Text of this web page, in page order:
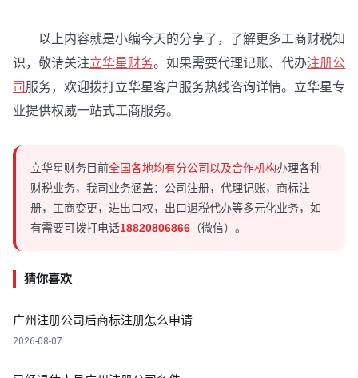
以上内容就是小编今天的分享了，了解更多工商财税知
识，敬请关注立华星财务。如果需要代理记账、代办注册公
司 服务，欢迎拨打立华星客户服务热线咨询详情。立华星专
业提供权威一站式工商服务。
立华星财务目前全国各地均有分公司以及合作机构办理各种
财税业务，我司业务涵盖：公司注册，代理记账，商标注
册，工商变更，进出口权，出口退税代办等多元化业务，如
有需要可拨打电话18820806866 （微信）。
猜你喜欢
广州注册公司后商标注册怎么申请
2026-08-07